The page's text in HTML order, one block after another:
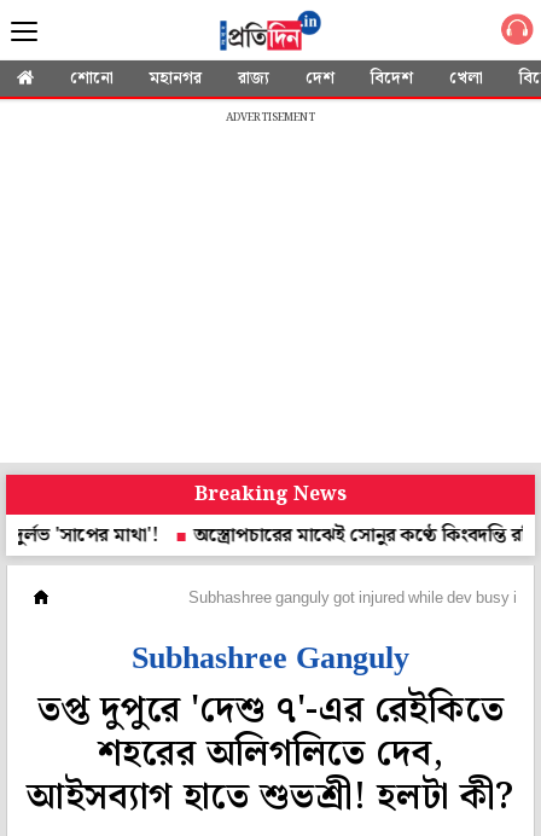
শোনো মহানগর রাজ্য দেশ বিদেশ খেলা
ADVERTISEMENT
Breaking News
মাথা'!
অস্ত্রোপচারের মাঝেই সোনুর কণ্ঠে কিংবদন্তি রফির গান,
Subhashree ganguly got injured while dev busy in
Subhashree Ganguly
তপ্ত দুপুরে 'দেশু ৭'-এর রেইকিতে
শহরের অলিগলিতে দেব,
আইসব্যাগ হাতে শুভশ্রী! হলটা কী?